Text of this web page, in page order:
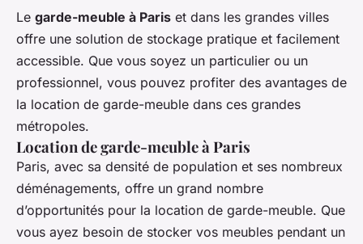
Le garde-meuble à Paris et dans les grandes villes
offre une solution de stockage pratique et facilement
accessible. Que vous soyez un particulier ou un
professionnel, vous pouvez profiter des avantages de
la location de garde-meuble dans ces grandes
métropoles.
Location de garde-meuble à Paris
Paris, avec sa densité de population et ses nombreux
déménagements, offre un grand nombre
d’opportunités pour la location de garde-meuble. Que
vous ayez besoin de stocker vos meubles pendant un